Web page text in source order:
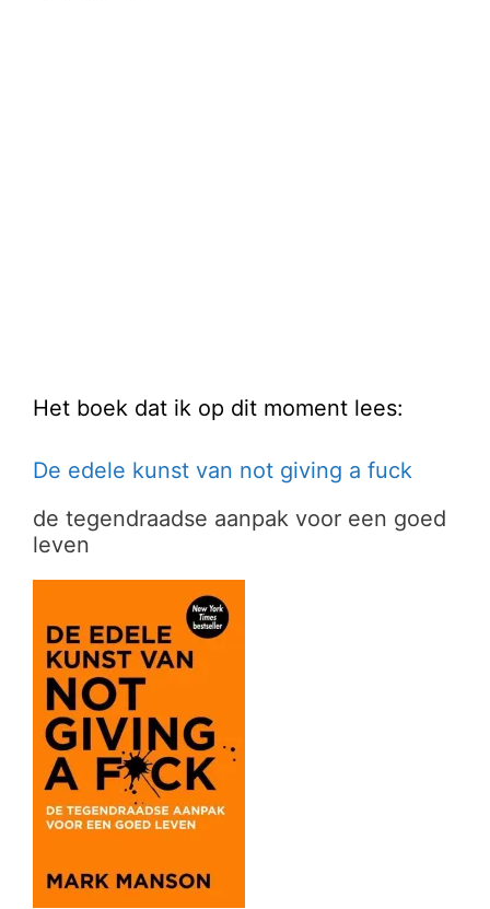
Het boek dat ik op dit moment lees:
De edele kunst van not giving a fuck
de tegendraadse aanpak voor een goed
leven